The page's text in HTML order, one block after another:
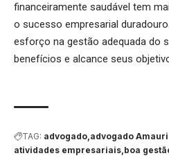
financeiramente saudável tem
o sucesso empresarial
esforço na gestão adequada do
benefícios e alcance seus
TAG: advogado advogado
atividades empresariais boa